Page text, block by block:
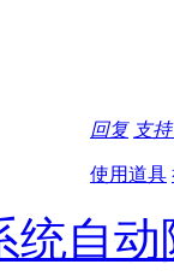
回复 支
使用道具
统自